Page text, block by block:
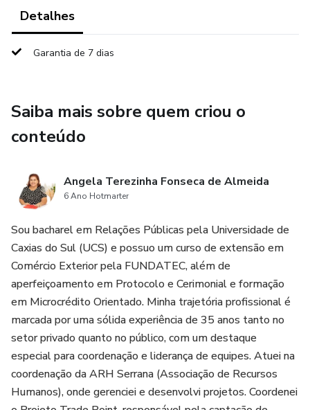
Gestos, expressões faciais e posturas corporais
silenciosas. Saber interpretá-las pode ser decisivo para um
Aprenderemos também sobre a importância de falar na
hora certa, com segurança e embasamento. Argumentos
Transformar Fatos Negativos em Aprendizado - Outro
ponto relevante é como lidar com situações adversas.
Transformar desafios e fatos negativos em oportunidades
de aprendizado nos permite crescer e fortalecer a
capacidade de comunicação construtiva.
Usar a Comunicação Assertiva - Um dos destaques da
palestra será o desenvolvimento da comunicação
assertiva. Vamos discutir como expressar opiniões e
sentimentos de forma direta e respeitosa, promovendo
relações saudáveis e produtivas.
Detalhes
Garantia de 7 dias
Saiba mais sobre quem criou o
conteúdo
Angela Terezinha Fonseca de Almeida
6 Ano Hotmarter
Sou bacharel em Relações Públicas pela Universidade de
Caxias do Sul (UCS) e possuo um curso de extensão em
Comércio Exterior pela FUNDATEC, além de
aperfeiçoamento em Protocolo e Cerimonial e formação
em Microcrédito Orientado. Minha trajetória profissional é
marcada por uma sólida experiência de 35 anos tanto no
setor privado quanto no público, com um destaque
especial para coordenação e liderança de equipes. Atuei na
coordenação da ARH Serrana (Associação de Recursos
Humanos), onde gerenciei e desenvolvi projetos. Coordenei